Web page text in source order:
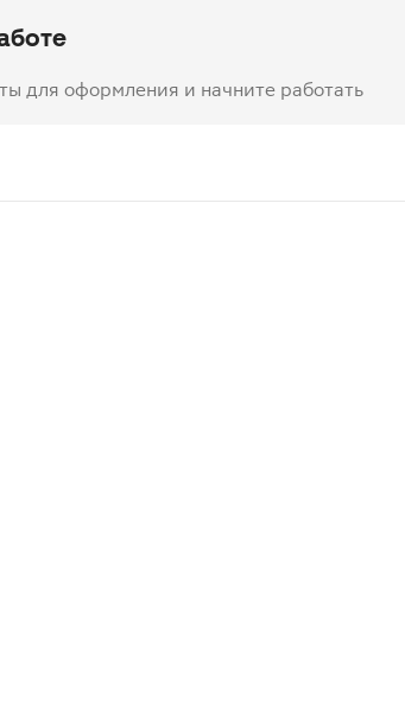
для оформления и начните работать